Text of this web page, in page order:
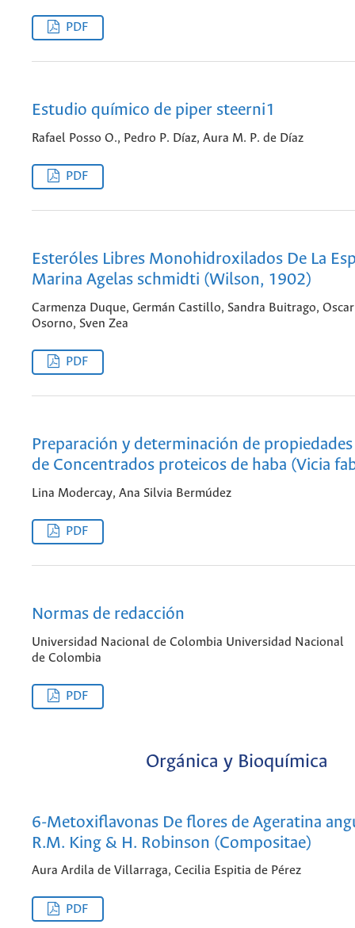
PDF
Estudio químico de piper steerni1
Rafael Posso O., Pedro P. Díaz, Aura M. P. de Díaz
PDF
Esteróles Libres Monohidroxilados De La
Marina Agelas schmidti (Wilson, 1902)
Carmenza Duque, Germán Castillo, Sandra Buitrago, Oscar
Osorno, Sven Zea
PDF
Preparación y determinación de
de Concentrados proteicos de haba (Vicia
Lina Modercay, Ana Silvia Bermúdez
PDF
Normas de redacción
Universidad Nacional de Colombia Universidad Nacional
de Colombia
PDF
Orgánica y Bioquímica
6-Metoxiflavonas De flores de Ageratina
R.M. King & H. Robinson (Compositae)
Aura Ardila de Villarraga, Cecilia Espitia de Pérez
PDF